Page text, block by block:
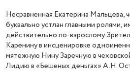
Несравненная Екатерина Мальцева,
буквально устлан главными ролями,
действительно по-взрослому.
Каренину в инсценировке
мятежную Нину Заречную в
Лидию в «Бешеных деньгах» А.Н.